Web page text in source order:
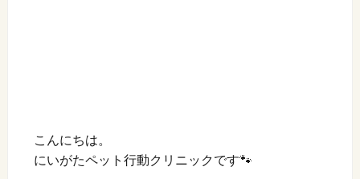
こんにちは。
にいがたペット行動クリニックです🐾